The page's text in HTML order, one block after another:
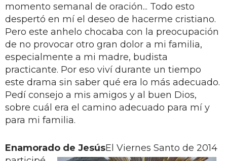
momento semanal de oración... Todo esto
despertó en mí el deseo de hacerme cristiano.
Pero este anhelo chocaba con la preocupación
de no provocar otro gran dolor a mi familia,
especialmente a mi madre, budista
practicante. Por eso viví durante un tiempo
este drama sin saber qué era lo más adecuado.
Pedí consejo a mis amigos y al buen Dios,
sobre cuál era el camino adecuado para mí y
para mi familia.
Enamorado de JesúsEl Viernes Santo de 2014